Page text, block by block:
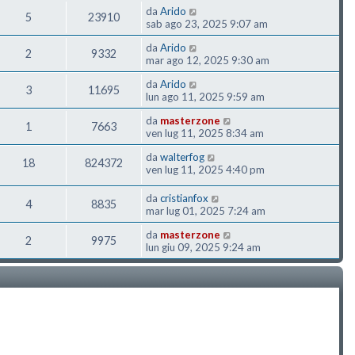
5 23910 da Arido
sab ago 23, 2025 9:07 am
2 9332 da Arido
mar ago 12, 2025 9:30 am
3 11695 da Arido
lun ago 11, 2025 9:59 am
1 7663 da masterzone
ven lug 11, 2025 8:34 am
18 824372 da walterfog
ven lug 11, 2025 4:40 pm
4 8835 da cristianfox
mar lug 01, 2025 7:24 am
2 9975 da masterzone
lun giu 09, 2025 9:24 am